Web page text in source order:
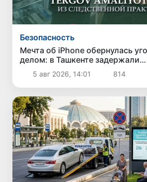
Безопасность
Мечта об iPhone обернулась
делом: в Ташкенте задержали
подозреваемого в краже
смартфона
5 авг 2026, 14:01 814